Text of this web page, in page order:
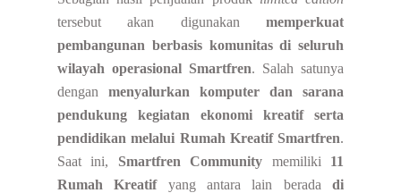
tersebut akan digunakan memperkuat
pembangunan berbasis komunitas di seluruh
wilayah operasional Smartfren. Salah satunya
dengan menyalurkan komputer dan sarana
pendukung kegiatan ekonomi kreatif
serta
pendidikan melalui Rumah Kreatif Smartfren.
Saat ini, Smartfren Community memiliki 11
Rumah Kreatif yang antara lain berada di